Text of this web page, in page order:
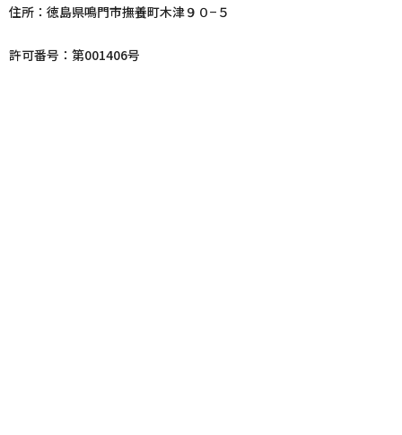
住所：徳島県鳴門市撫養町木津９０−５
許可番号：第001406号